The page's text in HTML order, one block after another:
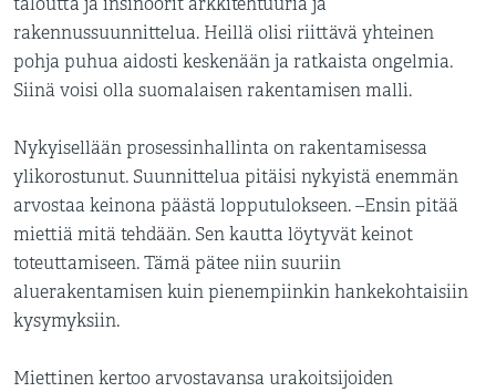
rakennussuunnittelua. Heillä olisi riittävä yhteinen
pohja puhua aidosti keskenään ja ratkaista ongelmia.
Siinä voisi olla suomalaisen rakentamisen malli.
Nykyisellään prosessinhallinta on rakentamisessa
ylikorostunut. Suunnittelua pitäisi nykyistä enemmän
arvostaa keinona päästä lopputulokseen. –Ensin pitää
miettiä mitä tehdään. Sen kautta löytyvät keinot
toteuttamiseen. Tämä pätee niin suuriin
aluerakentamisen kuin pienempiinkin hankekohtaisiin
kysymyksiin.
Miettinen kertoo arvostavansa urakoitsijoiden